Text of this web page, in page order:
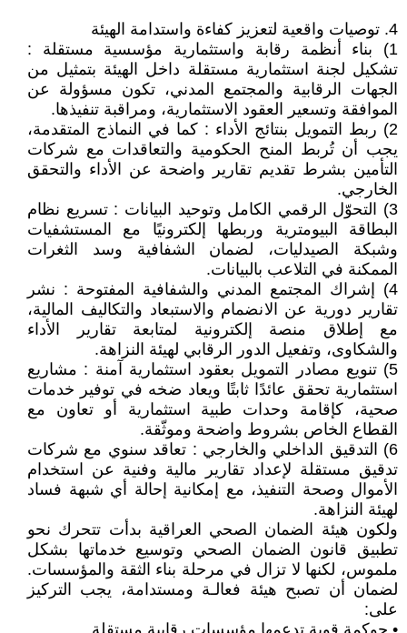
4. توصيات واقعية لتعزيز كفاءة واستدامة الهيئة
1) بناء أنظمة رقابة واستثمارية مؤسسية مستقلة :
تشكيل لجنة استثمارية مستقلة داخل الهيئة بتمثيل من
الجهات الرقابية والمجتمع المدني، تكون مسؤولة عن
الموافقة وتسعير العقود الاستثمارية، ومراقبة تنفيذها.
2) ربط التمويل بنتائج الأداء : كما في النماذج المتقدمة،
يجب أن تُربط المنح الحكومية والتعاقدات مع شركات
التأمين بشرط تقديم تقارير واضحة عن الأداء والتحقق
الخارجي.
3) التحوّل الرقمي الكامل وتوحيد البيانات : تسريع نظام
البطاقة البيومترية وربطها إلكترونيًا مع المستشفيات
وشبكة الصيدليات، لضمان الشفافية وسد الثغرات
الممكنة في التلاعب بالبيانات.
4) إشراك المجتمع المدني والشفافية المفتوحة : نشر
تقارير دورية عن الانضمام والاستبعاد والتكاليف المالية،
مع إطلاق منصة إلكترونية لمتابعة تقارير الأداء
والشكاوى، وتفعيل الدور الرقابي لهيئة النزاهة.
5) تنويع مصادر التمويل بعقود استثمارية آمنة : مشاريع
استثمارية تحقق عائدًا ثابتًا ويعاد ضخه في توفير خدمات
صحية، كإقامة وحدات طبية استثمارية أو تعاون مع
القطاع الخاص بشروط واضحة وموثّقة.
6) التدقيق الداخلي والخارجي : تعاقد سنوي مع شركات
تدقيق مستقلة لإعداد تقارير مالية وفنية عن استخدام
الأموال وصحة التنفيذ، مع إمكانية إحالة أي شبهة فساد
لهيئة النزاهة.
ولكون هيئة الضمان الصحي العراقية بدأت تتحرك نحو
تطبيق قانون الضمان الصحي وتوسيع خدماتها بشكل
ملموس، لكنها لا تزال في مرحلة بناء الثقة والمؤسسات.
لضمان أن تصبح هيئة فعالـة ومستدامة، يجب التركيز
على: